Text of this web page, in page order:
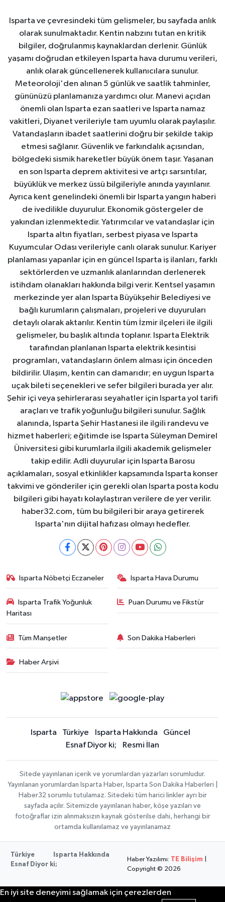
Isparta ve çevresindeki tüm gelişmeler, bu sayfada anlık
olarak sunulmaktadır. Kentin nabzını tutan en kritik
bilgiler, doğrulanmış kaynaklardan derlenir. Günlük
yaşamı doğrudan etkileyen Isparta hava durumu verileri,
anlık olarak güncellenerek kullanıcılara sunulur.
Meteoroloji'den alınan 5 günlük ve saatlik tahminler,
gününüzü planlamanıza yardımcı olur. Manevi açıdan
önemli olan Isparta ezan saatleri ve Isparta namaz
vakitleri, Diyanet verileriyle tam uyumlu olarak paylaşılır.
Vatandaşların ibadet saatlerini doğru bir şekilde takip
etmesi sağlanır. Güvenlik ve farkındalık açısından,
bölgedeki sismik hareketler büyük önem taşır. Yaşanan
en son Isparta deprem aktivitesi ve artçı sarsıntılar,
büyüklük ve merkez üssü bilgileriyle anında yayınlanır.
Ayrıca kent genelindeki önemli bir Isparta yangın haberi
de ivedilikle duyurulur. Ekonomik göstergeler de
yakından izlenmektedir. Yatırımcılar ve vatandaşlar için
Isparta altın fiyatları, serbest piyasa ve Isparta
Kuyumcular Odası verileriyle canlı olarak sunulur. Kariyer
planlaması yapanlar için en güncel Isparta iş ilanları, farklı
sektörlerden ve uzmanlık alanlarından derlenerek
istihdam olanakları hakkında bilgi verir. Kentsel yaşamın
merkezinde yer alan Isparta Büyükşehir Belediyesi ve
bağlı kurumların çalışmaları, projeleri ve duyuruları
detaylı olarak aktarılır. Kentin tüm İzmir ilçeleri ile ilgili
gelişmeler, bu başlık altında toplanır. Isparta Elektrik
tarafından planlanan Isparta elektrik kesintisi
programları, vatandaşların önlem alması için önceden
bildirilir. Ulaşım, kentin can damarıdır; en uygun Isparta
uçak bileti seçenekleri ve sefer bilgileri burada yer alır.
Şehir içi veya şehirlerarası seyahatler için Isparta yol tarifi
araçları ve trafik yoğunluğu bilgileri sunulur. Sağlık
alanında, Isparta Şehir Hastanesi ile ilgili randevu ve
hizmet haberleri; eğitimde ise Isparta Süleyman Demirel
Üniversitesi gibi kurumlarla ilgili akademik gelişmeler
takip edilir. Adli duyurular için Isparta Barosu
açıklamaları, sosyal etkinlikler kapsamında Isparta konser
takvimi ve gönderiler için gerekli olan Isparta posta kodu
bilgileri gibi hayatı kolaylaştıran verilere de yer verilir.
haber32.com, tüm bu bilgileri bir araya getirerek
Isparta'nın dijital hafızası olmayı hedefler.
Isparta Nöbetçi Eczaneler Isparta Hava Durumu
Isparta Trafik Yoğunluk
Haritası
Puan Durumu ve Fikstür
Tüm Manşetler Son Dakika Haberleri
Haber Arşivi
Isparta Türkiye Isparta Hakkında
Güncel
Esnaf Diyor ki;
Resmi İlan
Sitede yayınlanan içerik ve yorumlardan yazarları sorumludur.
Yayınlanan yorumlardan Isparta Haber, Isparta Son Dakika Haberleri |
Haber32 sorumlu tutulamaz. Sitedeki tüm harici linkler ayrı bir
sayfada açılır. Sitemizde yayınlanan haber, köşe yazıları ve
fotoğraflar izin alınmaksızın kaynak gösterilse dahi, herhangi bir
ortamda kullanılamaz ve yayınlanamaz
Türkiye
Isparta Hakkında
Esnaf Diyor ki;
Haber Yazılımı: TE Bilişim
Copyright © 2026
En iyi site deneyimi sağlamak için çerezlerden